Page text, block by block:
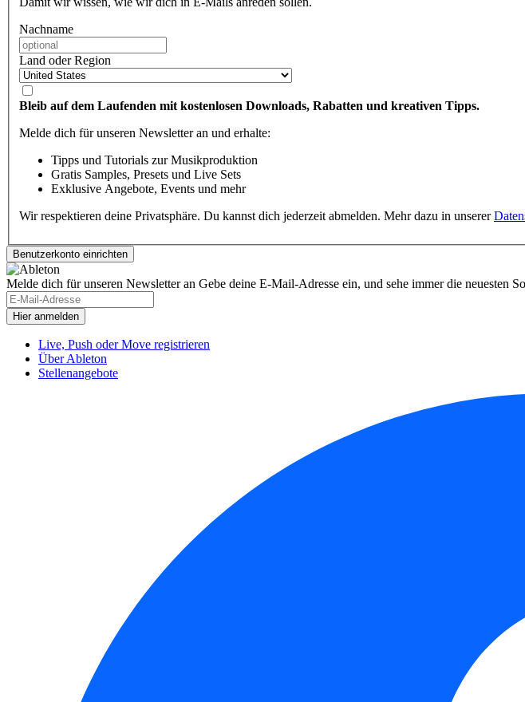
Nachname
Land oder Region
Bleib auf dem Laufenden mit kostenlosen Downloads, Rabatten und kreativen Tipps.
Melde dich für unseren Newsletter an und erhalte:
Tipps und Tutorials zur Musikproduktion
Gratis Samples, Presets und Live Sets
Exklusive Angebote, Events und mehr
Wir respektieren deine Privatsphäre. Du kannst dich jederzeit abmelden. Mehr dazu in unserer
Melde dich für unseren Newsletter an Gebe deine E-Mail-Adresse ein, und sehe immer die neuesten
Live, Push oder Move registrieren
Über Ableton
Stellenangebote